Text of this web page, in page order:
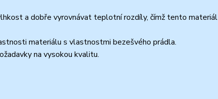
a dobře vyrovnávat teplotní rozdíly, čímž tento materiál
materiálu s vlastnostmi bezešvého prádla.
na vysokou kvalitu.